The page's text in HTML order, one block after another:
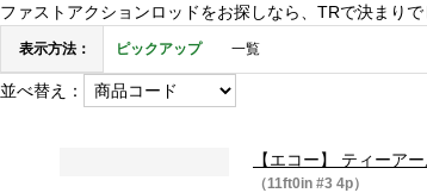
ファストアクションロッドをお探しなら、TRで決まりで
表示方法： ピックアップ 一覧
並べ替え：
【エコー】 ティーア
（11ft0in #3 4p）